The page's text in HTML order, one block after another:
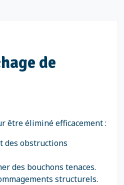
de
être éliminé efficacement :
des obstructions
des bouchons tenaces.
structurels.